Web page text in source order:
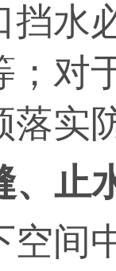
挡水
；对
落实
止
中